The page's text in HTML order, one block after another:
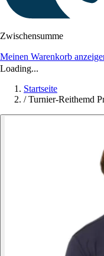
Zwischensumme
Meinen Warenkorb
Loading...
Startseite
/ Turnier-Reithemd